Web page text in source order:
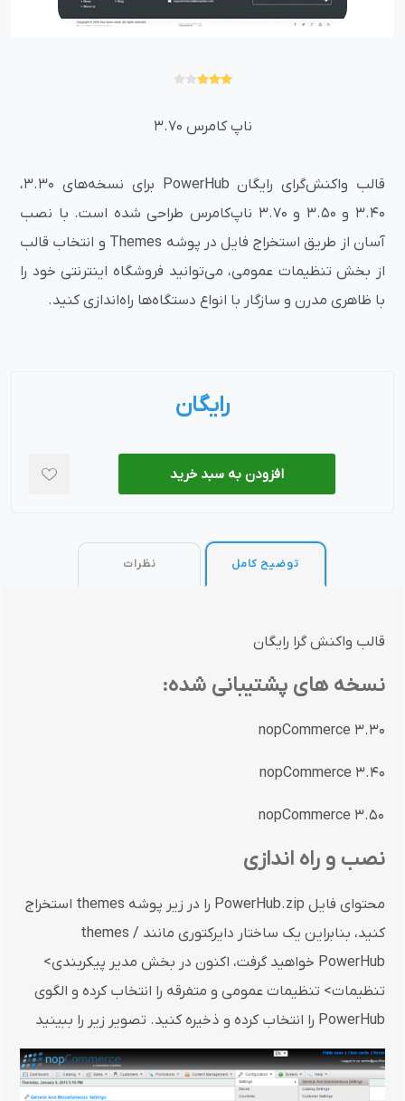
ناپ کامرس 3.70
قالب واکنش‌گرای رایگان PowerHub برای نسخه‌های 3.30،
3.40 و 3.50 و 3.70 ناپ‌کامرس طراحی شده است. با نصب
آسان از طریق استخراج فایل در پوشه Themes و انتخاب قالب
از بخش تنظیمات عمومی، می‌توانید فروشگاه اینترنتی خود را
با ظاهری مدرن و سازگار با انواع دستگاه‌ها راه‌اندازی کنید.
رایگان
افزودن به سبد خرید
توضیح کامل نظرات
قالب واکنش گرا رایگان
نسخه های پشتیبانی شده:
nopCommerce 3.30
nopCommerce 3.40
نصب و راه اندازی
محتوای فایل PowerHub.zip را در زیر پوشه themes استخراج
کنید، بنابراین یک ساختار دایرکتوری مانند themes /
PowerHub خواهید گرفت، اکنون در بخش مدیر پیکربندی>
تنظیمات> تنظیمات عمومی و متفرقه را انتخاب کرده و الگوی
PowerHub را انتخاب کرده و ذخیره کنید. تصویر زیر را ببینید